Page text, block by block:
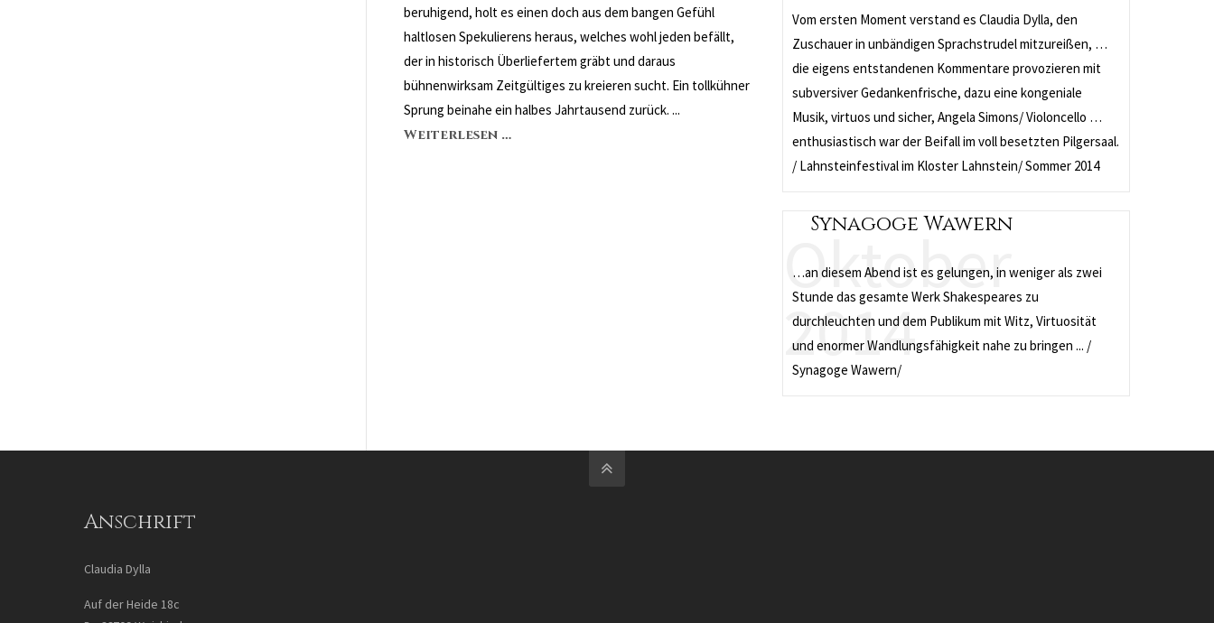
beruhigend, holt es einen doch aus dem bangen Gefühl
haltlosen Spekulierens heraus, welches wohl jeden befällt,
der in historisch Überliefertem gräbt und daraus
bühnenwirksam Zeitgültiges zu kreieren sucht. Ein tollkühner
Sprung beinahe ein halbes Jahrtausend zurück. ...
Weiterlesen …
Vom ersten Moment verstand es Claudia Dylla, den
Zuschauer in unbändigen Sprachstrudel mitzureißen, …
die eigens entstandenen Kommentare provozieren mit
subversiver Gedankenfrische, dazu eine kongeniale
Musik, virtuos und sicher, Angela Simons/ Violoncello …
enthusiastisch war der Beifall im voll besetzten Pilgersaal.
/ Lahnsteinfestival im Kloster Lahnstein/ Sommer 2014
Synagoge Wawern
Oktober
2014
…an diesem Abend ist es gelungen, in weniger als zwei
Stunde das gesamte Werk Shakespeares zu
durchleuchten und dem Publikum mit Witz, Virtuosität
und enormer Wandlungsfähigkeit nahe zu bringen ... /
Synagoge Wawern/
Anschrift
Claudia Dylla
Auf der Heide 18c